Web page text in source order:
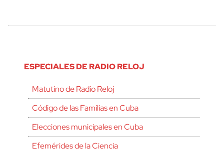
ESPECIALES DE RADIO RELOJ
Matutino de Radio Reloj
Código de las Familias en Cuba
Elecciones municipales en Cuba
Efemérides de la Ciencia